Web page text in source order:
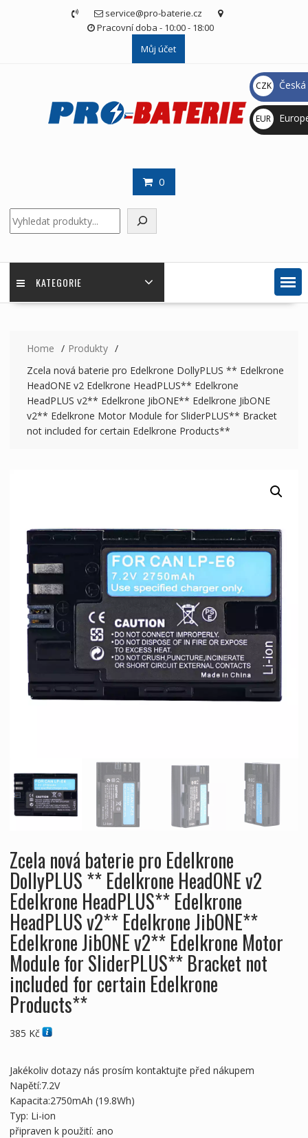
service@pro-baterie.cz
Pracovní doba - 10:00 - 18:00
Můj účet
0
KATEGORIE
Home
Produkty
Zcela nová baterie pro Edelkrone DollyPLUS ** Edelkrone
HeadONE v2 Edelkrone HeadPLUS** Edelkrone
HeadPLUS v2** Edelkrone JibONE** Edelkrone JibONE
v2** Edelkrone Motor Module for SliderPLUS** Bracket
not included for certain Edelkrone Products**
Zcela nová baterie pro Edelkrone
DollyPLUS ** Edelkrone HeadONE v2
Edelkrone HeadPLUS** Edelkrone
HeadPLUS v2** Edelkrone JibONE**
Edelkrone JibONE v2** Edelkrone Motor
Module for SliderPLUS** Bracket not
included for certain Edelkrone
Products**
385 Kč
Jakékoliv dotazy nás prosím kontaktujte před nákupem
Napětí:7.2V
Kapacita:2750mAh (19.8Wh)
Typ: Li-ion
připraven k použití: ano
CZK
Kč
EUR
€